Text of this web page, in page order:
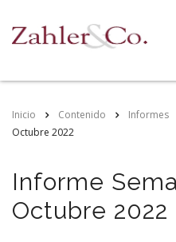
Inicio Contenido Informes
Octubre 2022
Informe
Octubre 2022